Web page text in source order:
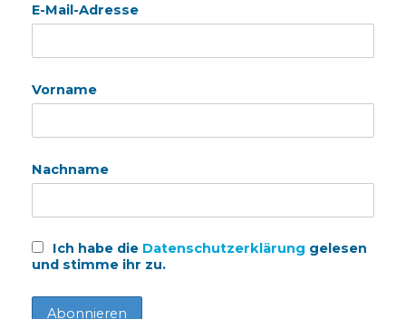
E-Mail-Adresse
Vorname
Nachname
Ich habe die Datenschutzerklärung gelesen
und stimme ihr zu.